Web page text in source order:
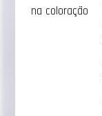
na coloração